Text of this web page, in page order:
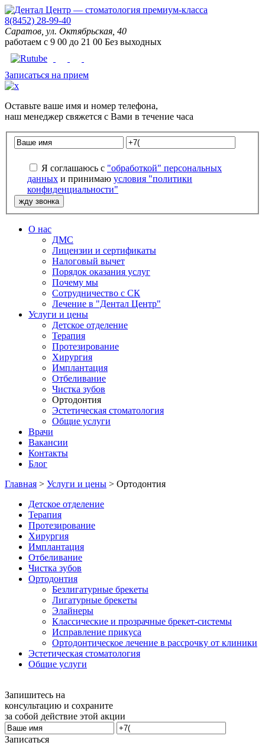
8(8452) 28-99-40
Саратов, ул. Октябрьская, 40
работаем с 9 00 до 21 00 Без выходных
Записаться на прием
Оставьте ваше имя и номер телефона,
наш менеджер свяжется с Вами в течение часа
Я соглашаюсь с "обработкой" персональных
данных и принимаю условия "политики
конфиденциальности"
О нас
ДМС
Лицензии и сертификаты
Налоговый вычет
Порядок оказания услуг
Почему мы
Сотрудничество с СК
Лечение в "Дентал Центр"
Услуги и цены
Детское отделение
Терапия
Протезирование
Хирургия
Имплантация
Отбеливание
Чистка зубов
Ортодонтия
Эстетическая стоматология
Общие услуги
Врачи
Вакансии
Контакты
Блог
Главная > Услуги и цены > Ортодонтия
Детское отделение
Терапия
Протезирование
Хирургия
Имплантация
Отбеливание
Чистка зубов
Ортодонтия
Безлигатурные брекеты
Лигатурные брекеты
Элайнеры
Классические и прозрачные брекет-системы
Исправление прикуса
Ортодонтическое лечение в рассрочку от клиники
Эстетическая стоматология
Общие услуги
Запишитесь на
консультацию и сохраните
за собой действие этой акции
Записаться